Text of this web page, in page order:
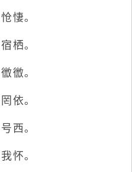
悽。
栖。
徾。
依。
西。
怀。